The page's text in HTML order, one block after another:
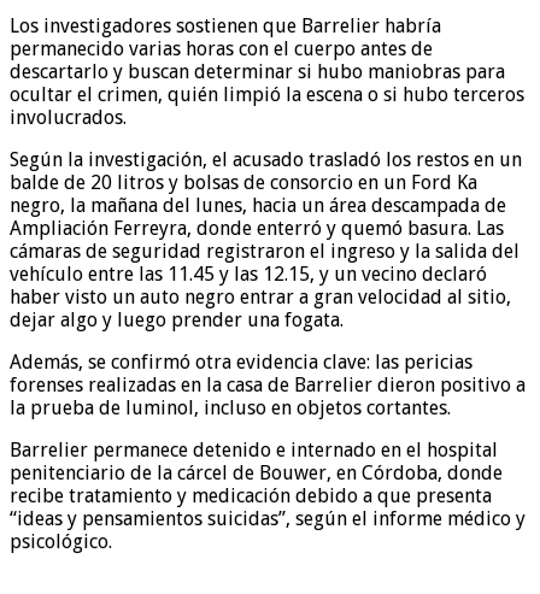
Los investigadores sostienen que Barrelier habría
permanecido varias horas con el cuerpo antes de
descartarlo y buscan determinar si hubo maniobras para
ocultar el crimen, quién limpió la escena o si hubo terceros
involucrados.
Según la investigación, el acusado trasladó los restos en un
balde de 20 litros y bolsas de consorcio en un Ford Ka
negro, la mañana del lunes, hacia un área descampada de
Ampliación Ferreyra, donde enterró y quemó basura. Las
cámaras de seguridad registraron el ingreso y la salida del
vehículo entre las 11.45 y las 12.15, y un vecino declaró
haber visto un auto negro entrar a gran velocidad al sitio,
dejar algo y luego prender una fogata.
Además, se confirmó otra evidencia clave: las pericias
forenses realizadas en la casa de Barrelier dieron positivo a
la prueba de luminol, incluso en objetos cortantes.
Barrelier permanece detenido e internado en el hospital
penitenciario de la cárcel de Bouwer, en Córdoba, donde
recibe tratamiento y medicación debido a que presenta
“ideas y pensamientos suicidas”, según el informe médico y
psicológico.